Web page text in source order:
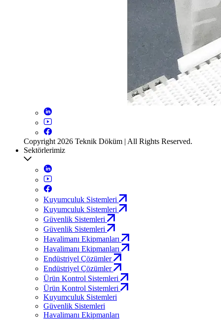
Copyright 2026 Teknik Döküm | All Rights Reserved.
Sektörlerimiz
Kuyumculuk Sistemleri
Kuyumculuk Sistemleri
Güvenlik Sistemleri
Güvenlik Sistemleri
Havalimanı Ekipmanları
Havalimanı Ekipmanları
Endüstriyel Çözümler
Endüstriyel Çözümler
Ürün Kontrol Sistemleri
Ürün Kontrol Sistemleri
Kuyumculuk Sistemleri
Güvenlik Sistemleri
Havalimanı Ekipmanları